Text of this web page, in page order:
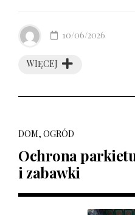
WIĘCEJ
10/06/2026
DOM, OGRÓD
Ochrona
i zabawki